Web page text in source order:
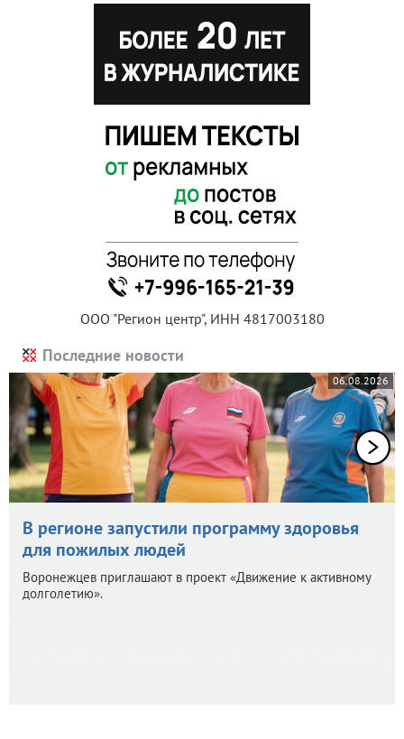
ООО "Регион центр", ИНН 4817003180
Последние новости
06.08.2026
В регионе запустили программу здоровья
для пожилых людей
Воронежцев приглашают в проект «Движение к активному
долголетию».